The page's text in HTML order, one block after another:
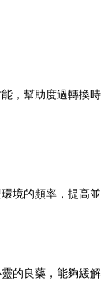
，幫助度過轉
境的頻率，提高
的良藥，能夠